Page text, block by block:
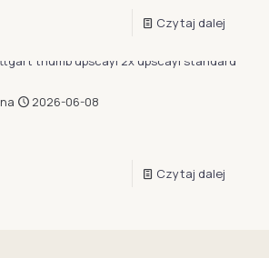
Czytaj dalej
na
2026-06-08
Czytaj dalej